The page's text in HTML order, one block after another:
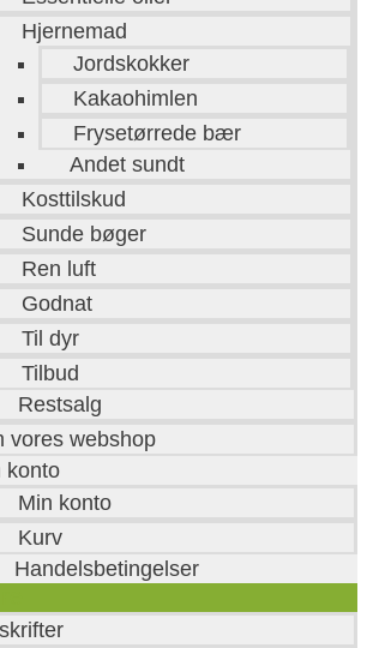
Hjernemad
Jordskokker
Kakaohimlen
Frysetørrede bær
Andet sundt
Kosttilskud
Sunde bøger
Ren luft
Godnat
Til dyr
Tilbud
Restsalg
vores webshop
konto
Min konto
Kurv
Handelsbetingelser